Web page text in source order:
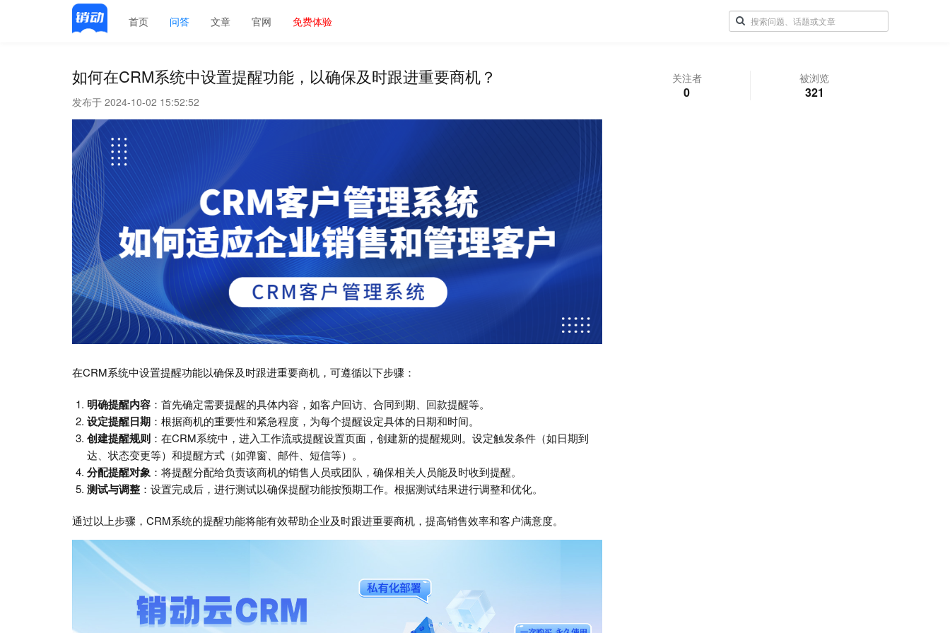
首页 问答 文章 官网 免费体验
如何在CRM系统中设置提醒功能，以确保及时跟进重要商机？
发布于 2024-10-02 15:52:52
在CRM系统中设置提醒功能以确保及时跟进重要商机，可遵循以下步骤：
明确提醒内容 ：首先确定需要提醒的具体内容，如客户回访、合同到期、回款提醒等。
设定提醒日期 ：根据商机的重要性和紧急程度，为每个提醒设定具体的日期和时间。
创建提醒规则 ：在CRM系统中，进入工作流或提醒设置页面，创建新的提醒规则。设定触发条件（如日期到
达、状态变更等）和提醒方式（如弹窗、邮件、短信等）。
分配提醒对象 ：将提醒分配给负责该商机的销售人员或团队，确保相关人员能及时收到提醒。
测试与调整 ：设置完成后，进行测试以确保提醒功能按预期工作。根据测试结果进行调整和优化。
通过以上步骤，CRM系统的提醒功能将能有效帮助企业及时跟进重要商机，提高销售效率和客户满意度。
关注者
0
被浏览
321